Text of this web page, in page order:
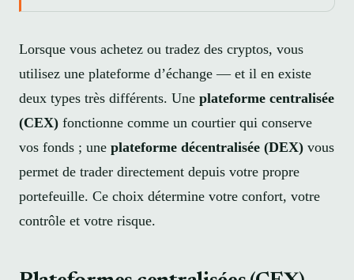
Lorsque vous achetez ou tradez des cryptos, vous
utilisez une plateforme d’échange — et il en existe
deux types très différents. Une plateforme centralisée
(CEX) fonctionne comme un courtier qui conserve
vos fonds ; une plateforme décentralisée (DEX) vous
permet de trader directement depuis votre propre
portefeuille. Ce choix détermine votre confort, votre
contrôle et votre risque.